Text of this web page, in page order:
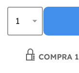
COMPRA